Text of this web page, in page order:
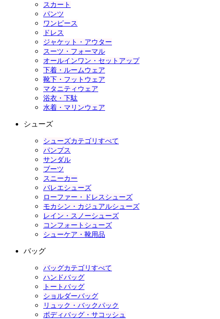
スカート
パンツ
ワンピース
ドレス
ジャケット・アウター
スーツ・フォーマル
オールインワン・セットアップ
下着・ルームウェア
靴下・フットウェア
マタニティウェア
浴衣・下駄
水着・マリンウェア
シューズ
シューズカテゴリすべて
パンプス
サンダル
ブーツ
スニーカー
バレエシューズ
ローファー・ドレスシューズ
モカシン・カジュアルシューズ
レイン・スノーシューズ
コンフォートシューズ
シューケア・靴用品
バッグ
バッグカテゴリすべて
ハンドバッグ
トートバッグ
ショルダーバッグ
リュック・バックパック
ボディバッグ・サコッシュ